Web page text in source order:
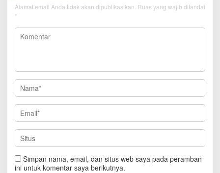
Alamat email Anda tidak akan dipublikasikan. Ruas yang wajib ditandai
*
Simpan nama, email, dan situs web saya pada peramban
ini untuk komentar saya berikutnya.